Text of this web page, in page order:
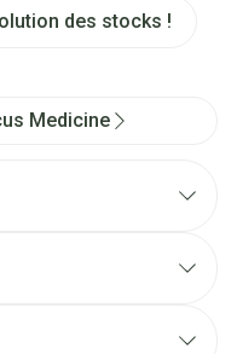
des stocks !
Medicine